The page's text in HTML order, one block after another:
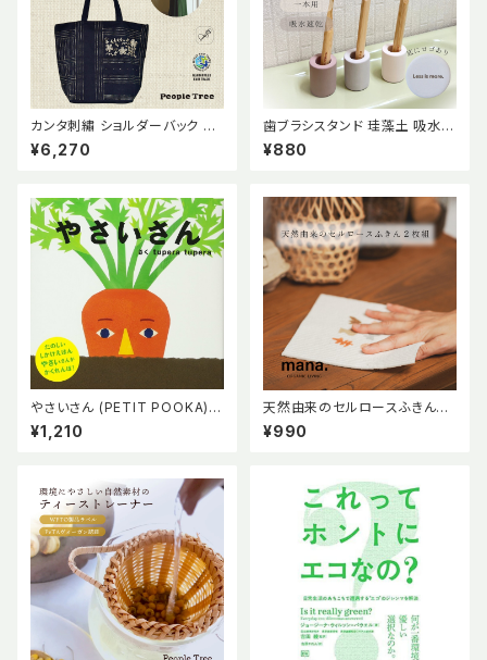
カンタ刺繡 ショルダーバック Pe
ople Tree ピープルツリー 肩
掛け 手刺繍 刺子 さしこ フェア
WFTO製品ラベル 伝統技法 エ
シカル
¥6,270
歯ブラシスタンド 珪藻土 吸水
速乾 防カビ【mana. ORGANIC
LIVING】
¥880
やさいさん (PETIT POOKA) t
upera tupera ツペラツペラ 0
~3歳児向け しかけ絵本 野菜
ん絵本
¥1,210
天然由来のセルロースふきん２
枚組 【mana. ORGANIC LIVI
NG】
¥990